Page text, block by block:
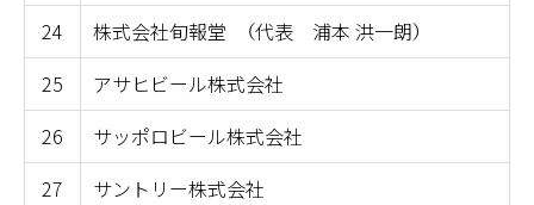
24
株式会社旬報堂 （代表 浦本 洪一朗）
25
アサヒビール株式会社
26
サッポロビール株式会社
27
サントリー株式会社